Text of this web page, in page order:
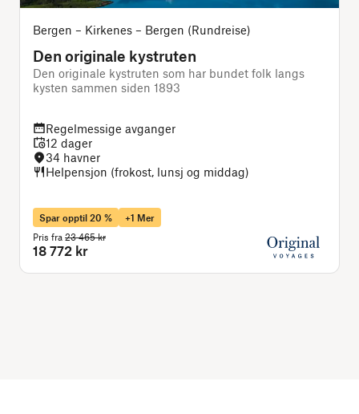
Bergen – Kirkenes – Bergen (Rundreise)
Den originale kystruten
Den originale kystruten som har bundet folk langs
kysten sammen siden 1893
Regelmessige avganger
12 dager
34 havner
Helpensjon (frokost, lunsj og middag)
Spar opptil 20 %
+1 Mer
Pris fra 23 465 kr
18 772 kr